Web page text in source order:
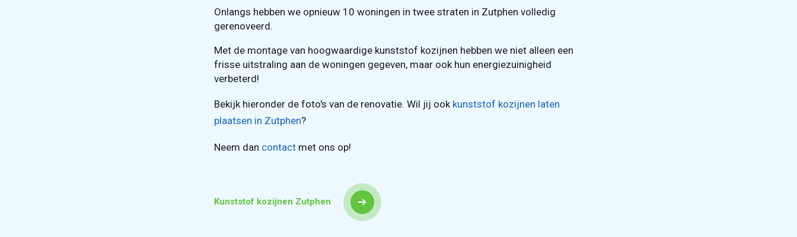
Onlangs hebben we opnieuw 10 woningen in twee straten in Zutphen volledig
gerenoveerd.
Met de montage van hoogwaardige kunststof kozijnen hebben we niet alleen een
frisse uitstraling aan de woningen gegeven, maar ook hun energiezuinigheid
verbeterd!
Bekijk hieronder de foto's van de renovatie. Wil jij ook kunststof kozijnen laten
plaatsen in Zutphen?
Neem dan contactmet ons op!
Kunststof kozijnen Zutphen